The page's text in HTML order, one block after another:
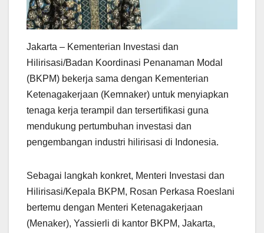
Jakarta – Kementerian Investasi dan
Hilirisasi/Badan Koordinasi Penanaman Modal
(BKPM) bekerja sama dengan Kementerian
Ketenagakerjaan (Kemnaker) untuk menyiapkan
tenaga kerja terampil dan tersertifikasi guna
mendukung pertumbuhan investasi dan
pengembangan industri hilirisasi di Indonesia.
Sebagai langkah konkret, Menteri Investasi dan
Hilirisasi/Kepala BKPM, Rosan Perkasa Roeslani
bertemu dengan Menteri Ketenagakerjaan
(Menaker), Yassierli di kantor BKPM, Jakarta,